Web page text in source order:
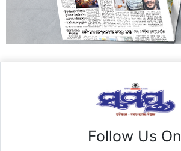
Follow Us On